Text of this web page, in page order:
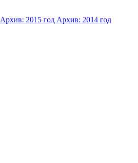
Архив: 2015 год Архив: 2014 год